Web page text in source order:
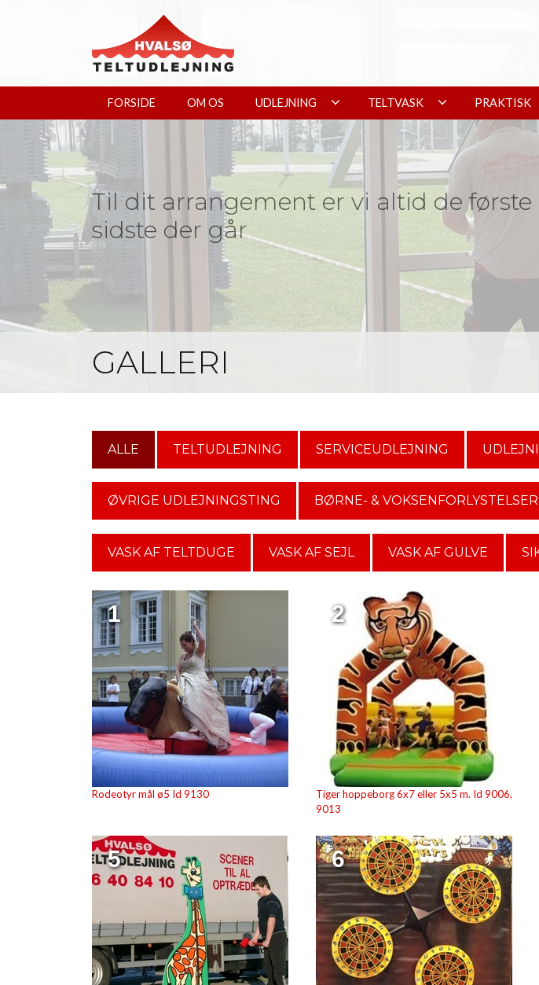
FORSIDE OM OS UDLEJNING TELTVASK PRAKTISK
Til dit arrangement er vi altid de
sidste der går
GALLERI
ALLE TELTUDLEJNING SERVICEUDLEJNING
ØVRIGE UDLEJNINGSTING BØRNE- & VOKSENFORLYSTELSER
VASK AF TELTDUGE VASK AF SEJL VASK AF GULVE
1
Rodeotyr mål ø5 Id 9130
2
Tiger hoppeborg 6x7 eller 5x5 m. Id 9006,
9013
5 6